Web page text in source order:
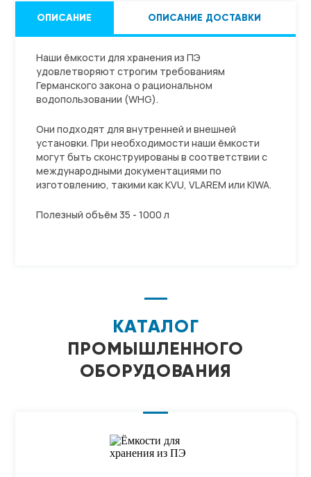
ОПИСАНИЕ ОПИСАНИЕ ДОСТАВКИ
Наши ёмкости для хранения из ПЭ
удовлетворяют строгим требованиям
Германского закона о рациональном
водопользовании (WHG).
Они подходят для внутренней и внешней
установки. При необходимости наши ёмкости
могут быть сконструированы в соответствии с
международными документациями по
изготовлению, такими как KVU, VLAREM или KIWA.
Полезный объём 35 - 1000 л
КАТАЛОГ
ПРОМЫШЛЕННОГО
ОБОРУДОВАНИЯ